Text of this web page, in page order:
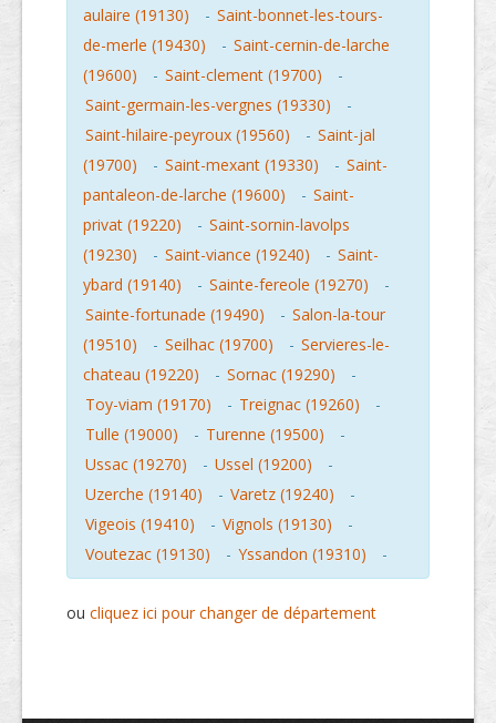
aulaire (19130)
- Saint-bonnet-les-tours-
de-merle (19430)
- Saint-cernin-de-larche
(19600)
- Saint-clement (19700)
-
Saint-germain-les-vergnes (19330)
-
Saint-hilaire-peyroux (19560)
- Saint-jal
(19700)
- Saint-mexant (19330) - Saint-
pantaleon-de-larche (19600)
- Saint-
privat (19220)
- Saint-sornin-lavolps
(19230)
- Saint-viance (19240) - Saint-
ybard (19140)
- Sainte-fereole (19270)
-
Sainte-fortunade (19490)
- Salon-la-tour
(19510)
- Seilhac (19700) - Servieres-le-
chateau (19220)
- Sornac (19290)
-
Toy-viam (19170)
- Treignac (19260)
-
Tulle (19000)
- Turenne (19500)
-
Ussac (19270)
- Ussel (19200)
-
Uzerche (19140)
- Varetz (19240)
-
Vigeois (19410)
- Vignols (19130)
-
Voutezac (19130)
- Yssandon (19310) -
ou cliquez ici pour changer de département